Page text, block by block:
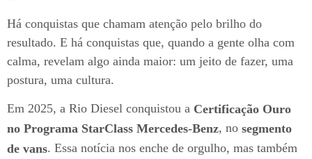
Há conquistas que chamam atenção pelo brilho do
resultado. E há conquistas que, quando a gente olha com
calma, revelam algo ainda maior: um jeito de fazer, uma
postura, uma cultura.
Em 2025, a Rio Diesel conquistou a Certificação Ouro
no Programa StarClass Mercedes-Benz, no segmento
de vans. Essa notícia nos enche de orgulho, mas também